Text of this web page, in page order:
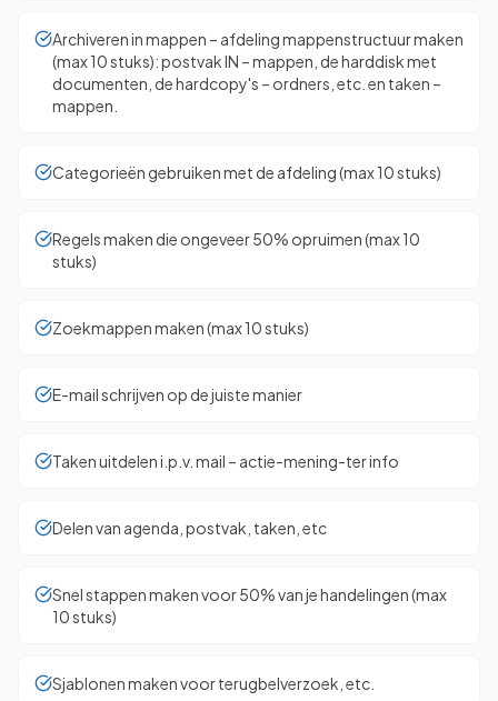
Archiveren in mappen – afdeling mappenstructuur maken
(max 10 stuks): postvak IN – mappen, de harddisk met
documenten, de hardcopy's – ordners, etc. en taken –
mappen.
Categorieën gebruiken met de afdeling (max 10 stuks)
Regels maken die ongeveer 50% opruimen (max 10
stuks)
Zoekmappen maken (max 10 stuks)
E-mail schrijven op de juiste manier
Taken uitdelen i.p.v. mail – actie-mening-ter info
Delen van agenda, postvak, taken, etc
Snel stappen maken voor 50% van je handelingen (max
10 stuks)
Sjablonen maken voor terugbelverzoek, etc.